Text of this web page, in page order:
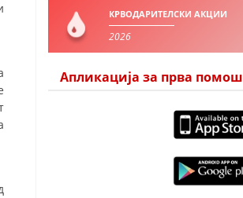
КРВОДАРИТЕЛСКИ АКЦИИ
2026
Апликација за прва помош